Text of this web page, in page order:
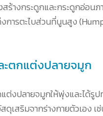
สร้างกระดูกและกระดูกอ่อนภ
การตะไบส่วนที่นูนสูง
ะตกแต่งปลายจมูก
ต่งปลายจมูกให้พุ่งและได้รู
ดุเสริมจากร่างกายตัวเอง เ